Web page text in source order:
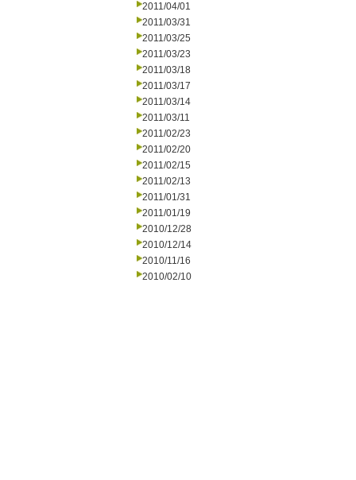
2011/04/01
2011/03/31
2011/03/25
2011/03/23
2011/03/18
2011/03/17
2011/03/14
2011/03/11
2011/02/23
2011/02/20
2011/02/15
2011/02/13
2011/01/31
2011/01/19
2010/12/28
2010/12/14
2010/11/16
2010/02/10